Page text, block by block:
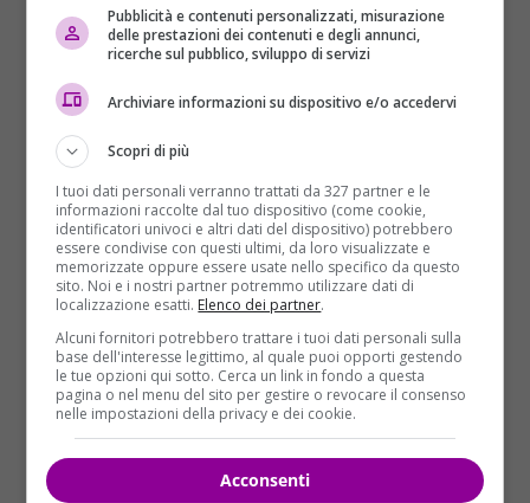
direttamente, di fatto smentiscela notizia,
scrivendo, sul suo account Twitter, di un suo
ha preso in giro il
#FakeIntellettuale“.
Pubblicità e contenuti personalizzati, misurazione
delle prestazioni dei contenuti e degli annunci,
ricerche sul pubblico, sviluppo di servizi
Archiviare informazioni su dispositivo e/o accedervi
Scopri di più
I tuoi dati personali verranno trattati da 327 partner e le
informazioni raccolte dal tuo dispositivo (come cookie,
identificatori univoci e altri dati del dispositivo) potrebbero
essere condivise con questi ultimi, da loro visualizzate e
memorizzate oppure essere usate nello specifico da questo
sito. Noi e i nostri partner potremmo utilizzare dati di
localizzazione esatti. Elenco dei partner.
Alcuni fornitori potrebbero trattare i tuoi dati personali sulla
base dell'interesse legittimo, al quale puoi opporti gestendo
le tue opzioni qui sotto. Cerca un link in fondo a questa
pagina o nel menu del sito per gestire o revocare il consenso
nelle impostazioni della privacy e dei cookie.
Acconsenti